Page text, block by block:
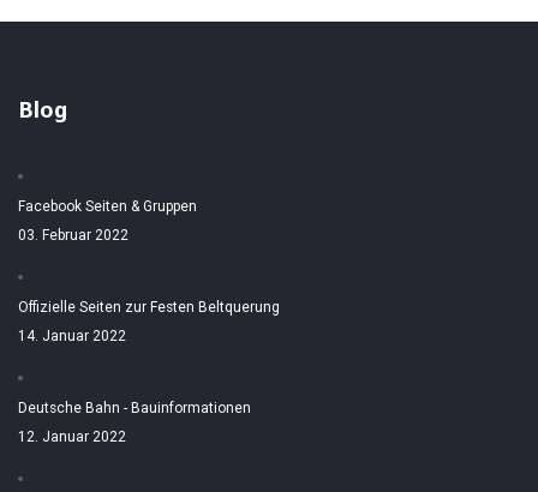
Blog
Facebook Seiten & Gruppen
03. Februar 2022
Offizielle Seiten zur Festen Beltquerung
14. Januar 2022
Deutsche Bahn - Bauinformationen
12. Januar 2022